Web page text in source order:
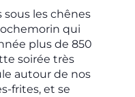
les chênes
qui
plus de 850
soirée très
autour de nos
frites, et se